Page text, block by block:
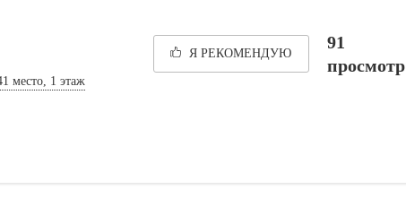
место, 1 этаж
Я РЕКОМЕНДУЮ
91
просмотр